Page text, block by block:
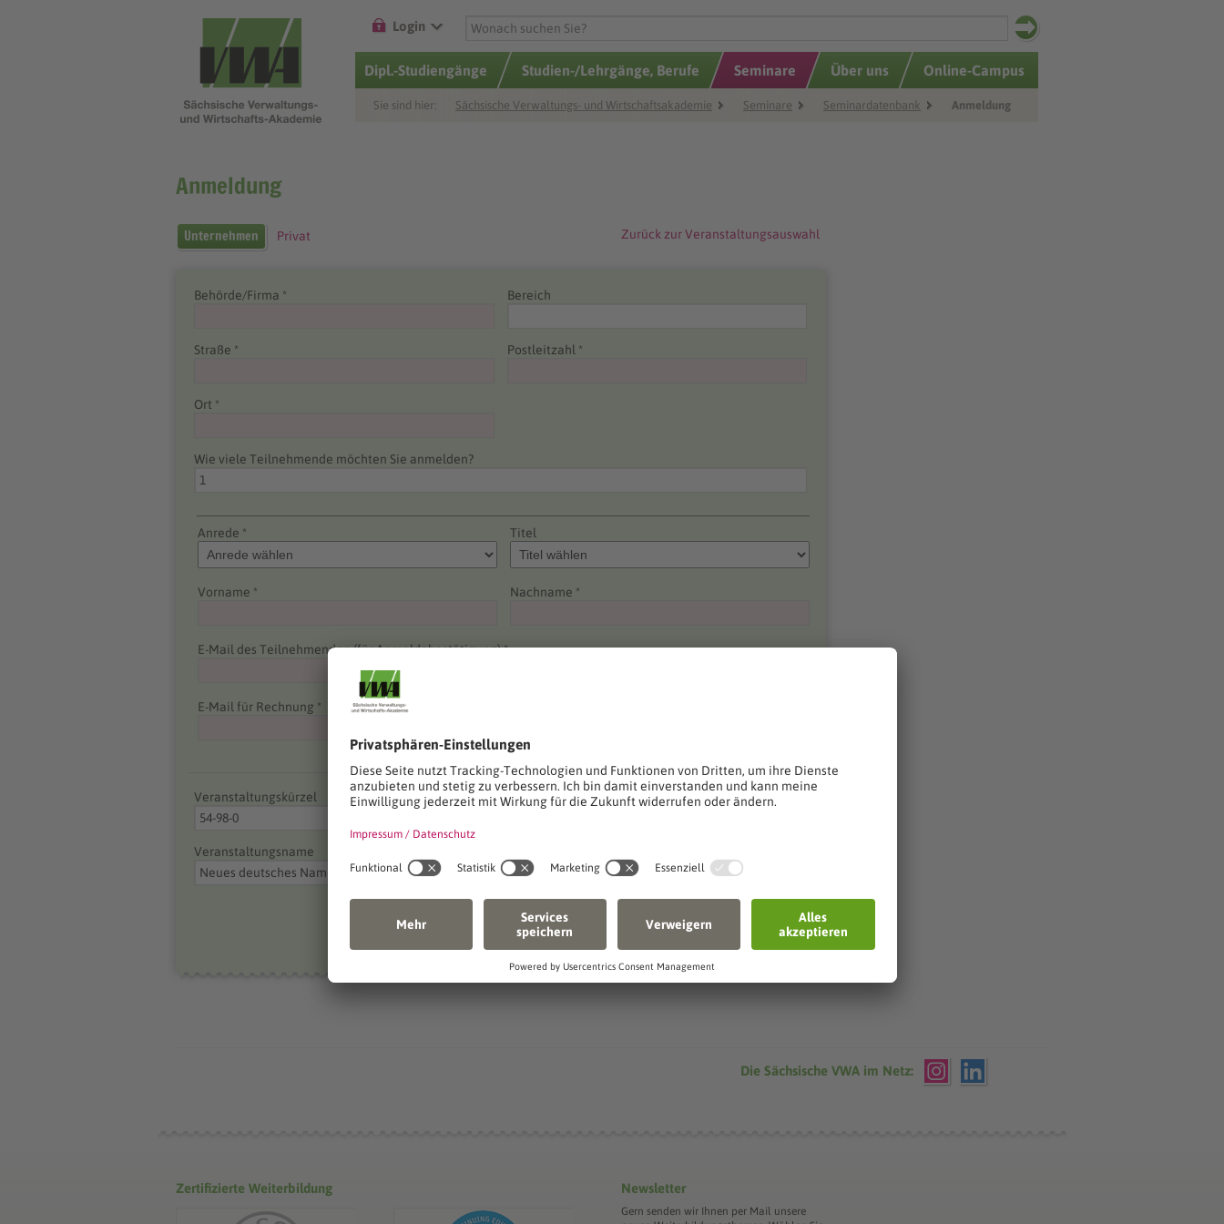
Login
Dipl.-Studiengänge Studien-/Lehrgänge, Berufe Seminare Über uns Online-Campus
Sie sind hier: Sächsische Verwaltungs- und Wirtschaftsakademie Seminare Seminardatenbank Anmeldung
Anmeldung
Unternehmen Privat Zurück zur Veranstaltungsauswahl
Behörde/Firma * Bereich
Straße * Postleitzahl *
Ort *
Wie viele Teilnehmende möchten Sie anmelden?
Anrede * Titel
Vorname * Nachname *
E-Mail des Teilnehmenden (für Anmeldebestätigung) *
E-Mail für Rechnung *
Veranstaltungskürzel
Veranstaltungsname
Senden
Die Sächsische VWA im Netz:
Zertifizierte Weiterbildung Newsletter
Gern senden wir Ihnen per Mail unsere